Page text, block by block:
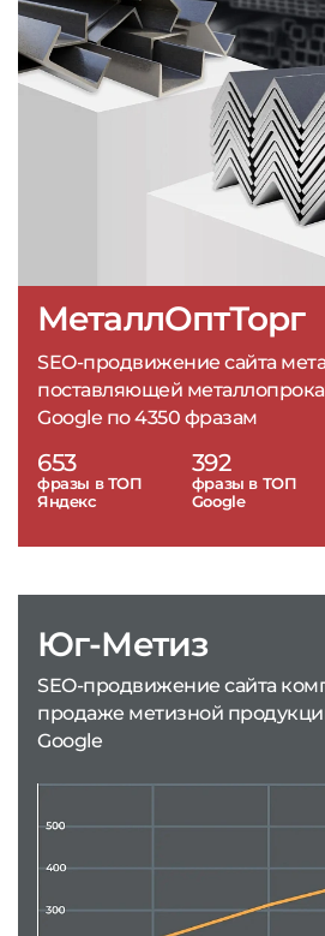
МеталлОптТорг
SEO-продвижение сайта
поставляющей
Google по 4350 фразам
653
фразы в ТОП
Яндекс
392
фразы в ТОП
Google
Юг-Метиз
SEO-продвижение сайта
продаже метизной
Google